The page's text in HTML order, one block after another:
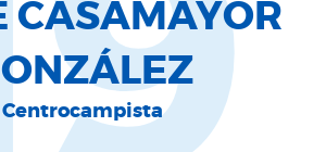
CASAMAYOR
Centrocampista